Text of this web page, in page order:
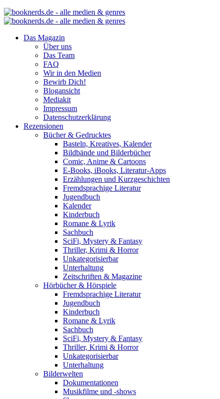
Das Magazin
Über uns
Das Team
FAQ
Wir in den Medien
Bewirb Dich!
Blogansicht
Mediakit
Impressum
Datenschutzerklärung
Rezensionen
Bücher & Gedrucktes
Basteln, Kreatives, Kalender
Bildbände und Bilderbücher
Comic, Anime & Cartoons
E-Books, iBooks, Literatur-Apps
Erzählungen und Kurzgeschichten
Fremdsprachige Literatur
Jugendbuch
Kalender
Kinderbuch
Romane & Lyrik
Sachbuch
SciFi, Mystery & Fantasy
Thriller, Krimi & Horror
Unkategorisierbar
Unterhaltung
Zeitschriften & Magazine
Hörbücher & Hörspiele
Fremdsprachige Literatur
Jugendbuch
Kinderbuch
Romane & Lyrik
Sachbuch
SciFi, Mystery & Fantasy
Thriller, Krimi & Horror
Unkategorisierbar
Unterhaltung
Bilderwelten
Dokumentationen
Musikfilme und -shows